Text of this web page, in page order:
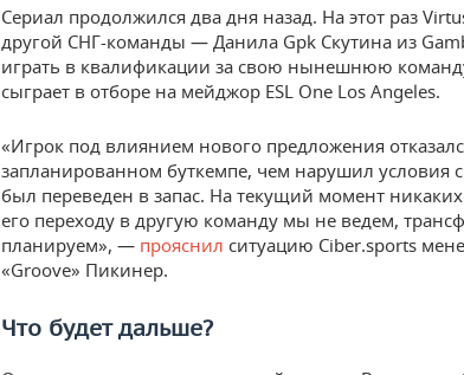
Сериал продолжился два дня назад. На этот раз
другой СНГ-команды — Данила Gpk Скутина из
играть в квалификации за свою нынешнюю
сыграет в отборе на мейджор ESL One Los Angeles.
«Игрок под влиянием нового предложения
запланированном буткемпе, чем нарушил условия
был переведен в запас. На текущий момент
его переходу в другую команду мы не ведем,
планируем», — прояснил ситуацию Ciber.sports
«Groove» Пикинер.
Что будет дальше?